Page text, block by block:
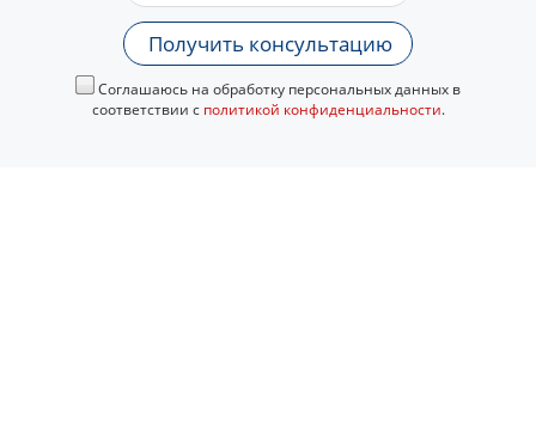
Получить консультацию
Соглашаюсь на обработку персональных данных в
соответствии с политикой конфиденциальности.